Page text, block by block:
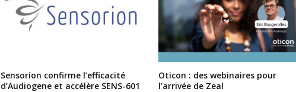
Sensorion confirme l’efficacité
d’Audiogene et accélère SENS-601
Oticon : des webinaires pour
l’arrivée de Zeal